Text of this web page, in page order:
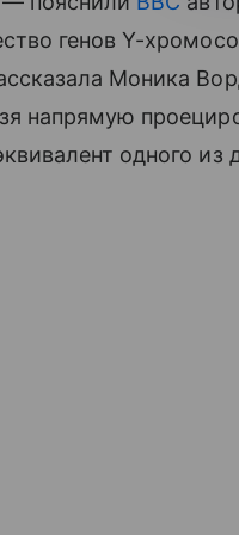
генов Y-
Моника
напрямую
одного из